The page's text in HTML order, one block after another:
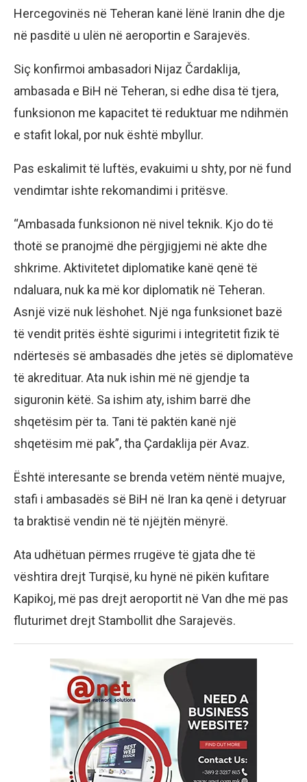
Hercegovinës në Teheran kanë lënë Iranin dhe dje
në pasditë u ulën në aeroportin e Sarajevës.
Siç konfirmoi ambasadori Nijaz Čardaklija,
ambasada e BiH në Teheran, si edhe disa të tjera,
funksionon me kapacitet të reduktuar me ndihmën
e stafit lokal, por nuk është mbyllur.
Pas eskalimit të luftës, evakuimi u shty, por në fund
vendimtar ishte rekomandimi i pritësve.
“Ambasada funksionon në nivel teknik. Kjo do të
thotë se pranojmë dhe përgjigjemi në akte dhe
shkrime. Aktivitetet diplomatike kanë qenë të
ndaluara, nuk ka më kor diplomatik në Teheran.
Asnjë vizë nuk lëshohet. Një nga funksionet bazë
të vendit pritës është sigurimi i integritetit fizik të
ndërtesës së ambasadës dhe jetës së diplomatëve
të akredituar. Ata nuk ishin më në gjendje ta
siguronin këtë. Sa ishim aty, ishim barrë dhe
shqetësim për ta. Tani të paktën kanë një
shqetësim më pak”, tha Çardaklija për Avaz.
Është interesante se brenda vetëm nëntë muajve,
stafi i ambasadës së BiH në Iran ka qenë i detyruar
ta braktisë vendin në të njëjtën mënyrë.
Ata udhëtuan përmes rrugëve të gjata dhe të
vështira drejt Turqisë, ku hynë në pikën kufitare
Kapikoj, më pas drejt aeroportit në Van dhe më pas
fluturimet drejt Stambollit dhe Sarajevës.